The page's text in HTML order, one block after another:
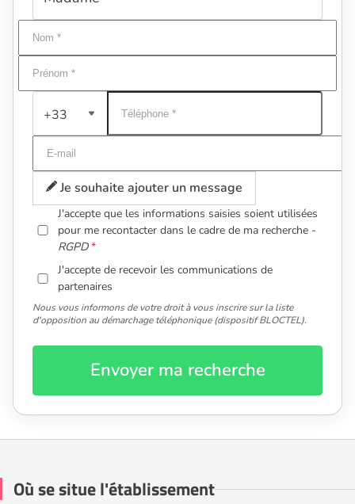
+33
Je souhaite ajouter un message
J'accepte que les informations saisies soient utilisées
pour me recontacter dans le cadre de ma recherche -
RGPD
J'accepte de recevoir les communications de
partenaires
Nous vous informons de votre droit à vous inscrire sur la liste
d'opposition au démarchage téléphonique (dispositif BLOCTEL).
Envoyer ma recherche
Où se situe l'établissement